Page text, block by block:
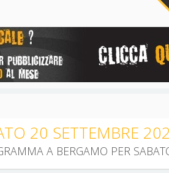
20 SETTEMBRE
A BERGAMO PER